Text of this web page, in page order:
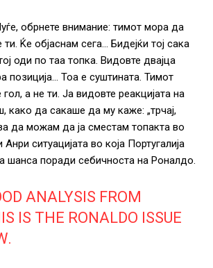
обрнете внимание: тимот мора да
ти. Ќе објаснам сега… Бидејќи тој сака
оди по таа топка. Видовте двајца
позиција… Тоа е суштината. Тимот
а не ти. Ја видовте реакцијата на
како да сакаше да му каже: „трчај,
да можам да ја сместам топакта во
ситуацијата во која Португалија
шанса поради себичноста на Роналдо.
ANALYSIS FROM
IS THE RONALDO ISSUE